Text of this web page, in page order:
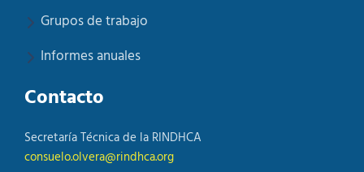
Grupos de trabajo
Informes anuales
Contacto
Secretaría Técnica de la RINDHCA
consuelo.olvera@rindhca.org